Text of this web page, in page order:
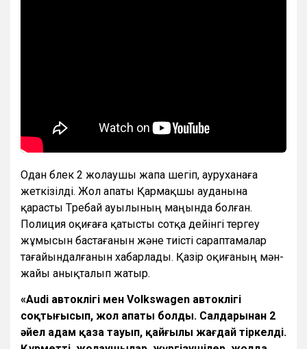
Одан бөлек 2 жолаушы жапа шегіп, ауруханаға
жеткізілді. Жол апаты Қармақшы ауданына
қарасты Төребай ауылының маңында болған.
Полиция оқиғаға қатысты сотқа дейінгі тергеу
жұмысын бастағанын және тиісті сараптамалар
тағайындалғанын хабарлады. Қазір оқиғаның мән-
жайы анықталып жатыр.
«Audi автокөлігі мен Volkswagen автокөлігі
соқтығысып, жол апаты болды. Салдарынан 2
әйел адам қаза тауып, қайғылы жағдай тіркелді.